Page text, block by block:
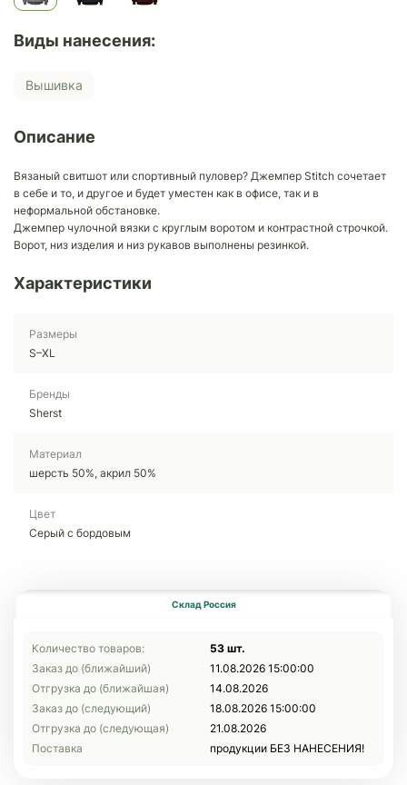
Виды нанесения:
Вышивка
Описание
Вязаный свитшот или спортивный пуловер? Джемпер Stitch сочетает
в себе и то, и другое и будет уместен как в офисе, так и в
неформальной обстановке.
Джемпер чулочной вязки с круглым воротом и контрастной строчкой.
Ворот, низ изделия и низ рукавов выполнены резинкой.
Характеристики
Размеры
S–XL
Бренды
Sherst
Материал
шерсть 50%, акрил 50%
Цвет
Серый с бордовым
Склад Россия
Количество товаров:
53 шт.
Заказ до (ближайший)
11.08.2026 15:00:00
Отгрузка до (ближайшая)
14.08.2026
Заказ до (следующий)
18.08.2026 15:00:00
Отгрузка до (следующая)
21.08.2026
Поставка
продукции БЕЗ НАНЕСЕНИЯ!